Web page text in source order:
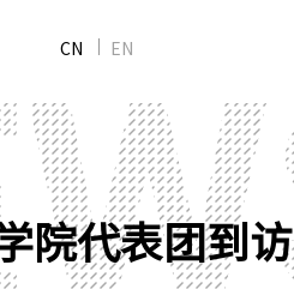
CN EN
院代表团到访